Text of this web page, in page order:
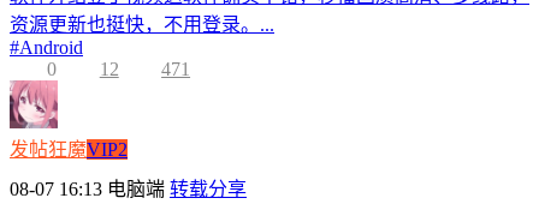
资源更新也挺快，不用登录。...
#Android
0
12 471
发帖狂魔VIP2
08-07 16:13 电脑端 转载分享